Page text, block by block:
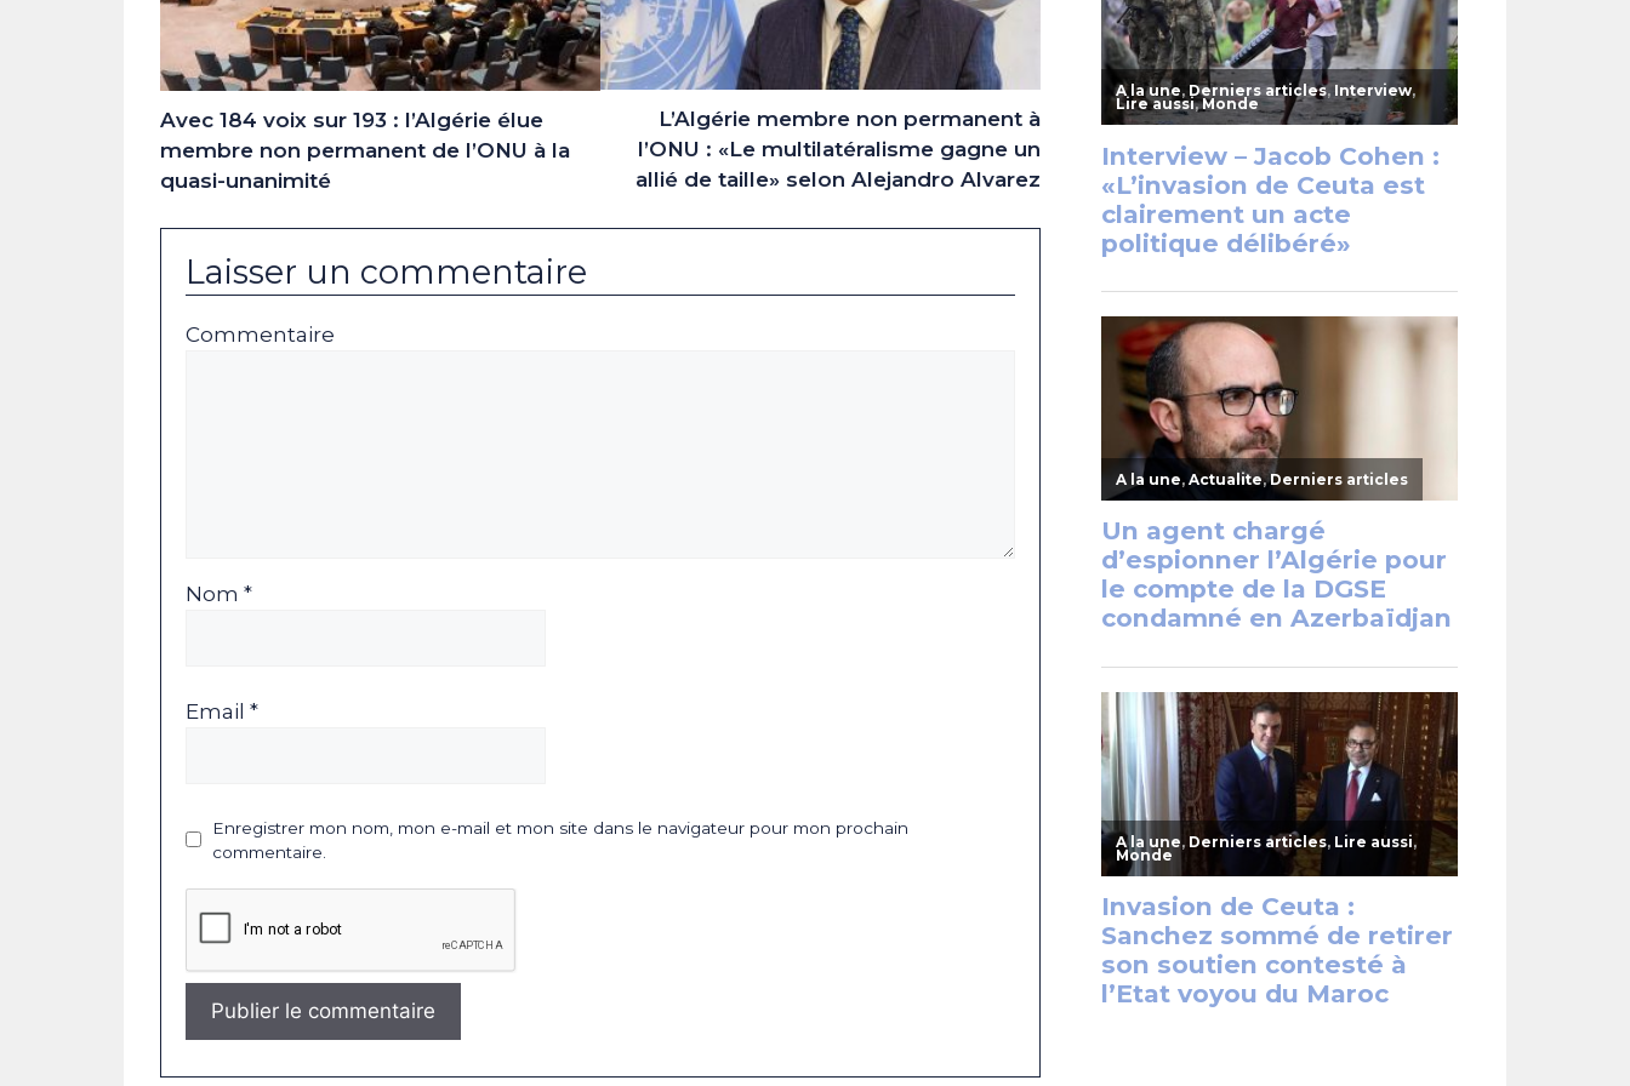
Avec 184 voix sur 193 : l’Algérie élue
membre non permanent de l’ONU à la
quasi-unanimité
L’Algérie membre non permanent à
l’ONU : «Le multilatéralisme gagne un
allié de taille» selon Alejandro Alvarez
Laisser un commentaire
Commentaire
Nom *
Email *
Enregistrer mon nom, mon e-mail et mon site dans le navigateur pour mon prochain
commentaire.